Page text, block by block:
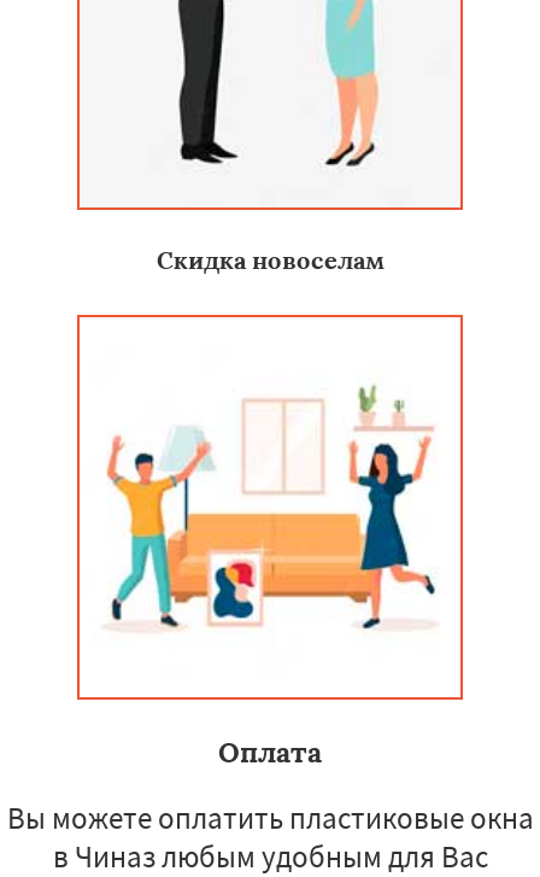
Скидка новоселам
Оплата
Вы можете оплатить пластиковые окна
в Чиназ любым удобным для Вас